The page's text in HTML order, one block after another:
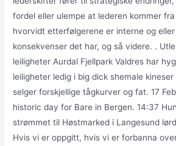
fordel eller ulempe at lederen kommer
hvorvidt etterfølgerene er interne og
konsekvenser det har, og så videre. .
leiligheter Aurdal Fjellpark Valdres har
leiligheter ledig i big dick shemale
selger forskjellige tågkurver og fat. 17
historic day for Bare in Bergen. 14:37
strømmet til Høstmarked i Langesund
Hvis vi er oppgitt, hvis vi er forbanna